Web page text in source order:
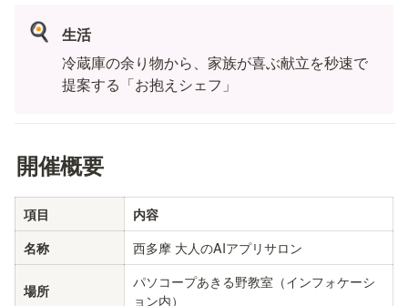
🍳
生活
冷蔵庫の余り物から、家族が喜ぶ献立を秒速で
提案する「お抱えシェフ」
開催概要
項目
内容
名称
西多摩 大人のAIアプリサロン
場所
パソコープあきる野教室（インフォケーシ
ョン内）